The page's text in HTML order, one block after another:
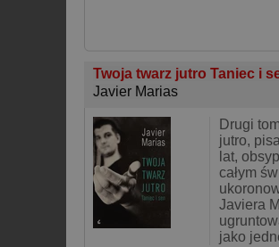
Twoja twarz jutro Taniec i
Javier Marias
Drugi
jutro,
lat,
całym
Javiera
jako